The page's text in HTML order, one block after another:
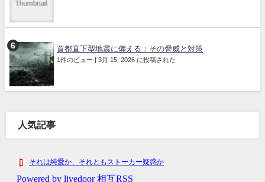
首都直下型地震に備える：その脅威と対策
1件のビュー | 3月 15, 2026 に投稿された
人気記事